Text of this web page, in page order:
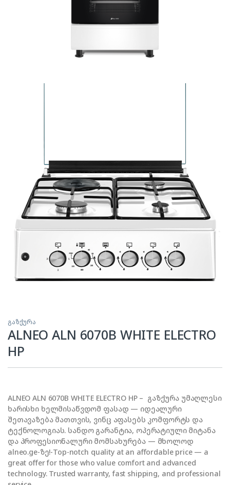
გაზქურა
ALNEO ALN 6070B WHITE ELECTRO
HP
ALNEO ALN 6070B WHITE ELECTRO HP – გაზქურა უმაღლესი
ხარისხი ხელმისაწვდომ ფასად — იდეალური
შეთავაზება მათთვის, ვინც აფასებს კომფორტს და
ტექნოლოგიას. სანდო გარანტია, ოპერატიული მიტანა
და პროფესიონალური მომსახურება — მხოლოდ
alneo.ge-ზე!-Top-notch quality at an affordable price — a
great offer for those who value comfort and advanced
technology. Trusted warranty, fast shipping, and professional